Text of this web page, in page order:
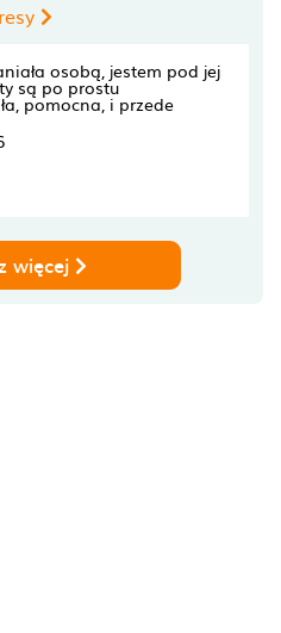
osobą, jestem pod jej
są po prostu
pomocna, i przede
więcej